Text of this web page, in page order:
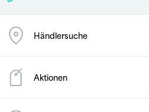
Händlersuche
Aktionen